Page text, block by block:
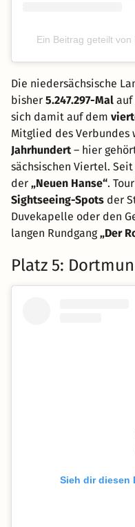
Ein Beitrag geteilt
Die niedersächsische
bisher 5.247.297-Mal auf
sich damit auf dem
Mitglied des
Jahrhundert – hier
sächsischen Viertel.
der „Neuen Hanse“.
Sightseeing-Spots der
Duvekapelle oder den
langen Rundgang„Der
Platz 5:
Sieh dir diesen